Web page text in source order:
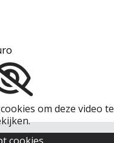
om deze video te